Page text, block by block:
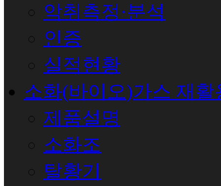
악취측정·분석
인증
실적현황
소화(바이오)가스 재활
제품설명
소화조
탈황기